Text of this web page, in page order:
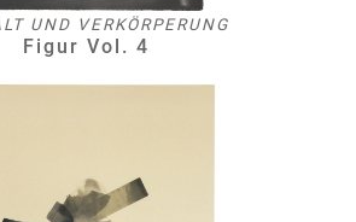
UND VERKÖRPERUNG
Figur Vol. 4